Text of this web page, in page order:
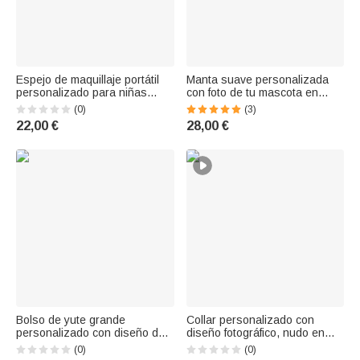
Espejo de maquillaje portátil
personalizado para niñas
negras con diseño de uñas, la
Biblia, la flor del mes de
nacimiento, luz LED y nombre;
cumpleaños para mujer
(0)
22,00 €
Manta suave personalizada
con foto de tu mascota en
estilo acuarela y su nombre:
decoración para el hogar,
regalo de cumpleaños o en
para dueños y amantes de
perros y gato
(3)
28,00 €
Bolso de yute grande
personalizado con diseño de
uñas para niñas negras, con
(0)
Collar personalizado con
diseño fotográfico, nudo en
forma de corazón y nombre.
(0)